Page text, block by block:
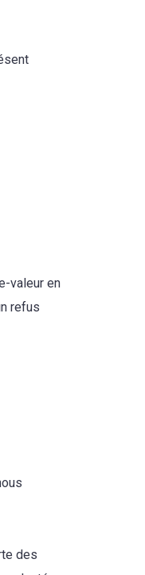
valeur en
refus
des